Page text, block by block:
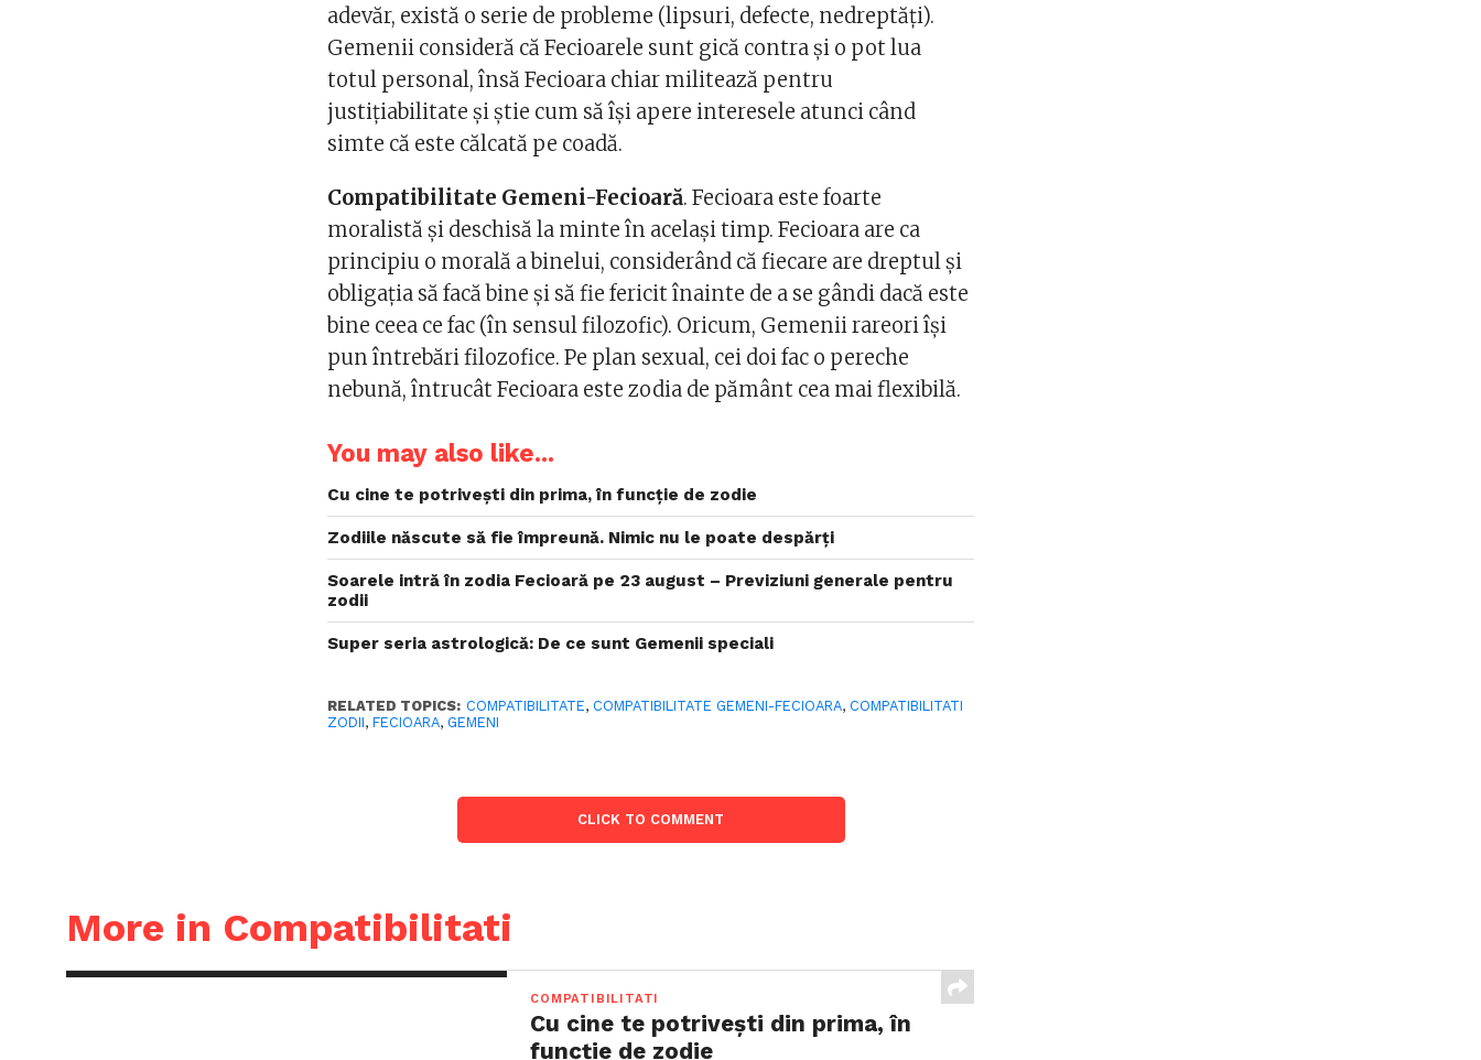
adevăr, există o serie de probleme (lipsuri, defecte, nedreptăți).
Gemenii consideră că Fecioarele sunt gică contra și o pot lua
totul personal, însă Fecioara chiar militează pentru
justițiabilitate și știe cum să își apere interesele atunci când
simte că este călcată pe coadă.
Compatibilitate Gemeni-Fecioară. Fecioara este foarte
moralistă și deschisă la minte în același timp. Fecioara are ca
principiu o morală a binelui, considerând că fiecare are dreptul și
obligația să facă bine și să fie fericit înainte de a se gândi dacă este
bine ceea ce fac (în sensul filozofic). Oricum, Gemenii rareori își
pun întrebări filozofice. Pe plan sexual, cei doi fac o pereche
nebună, întrucât Fecioara este zodia de pământ cea mai flexibilă.
You may also like...
Cu cine te potrivești din prima, în funcție de zodie
Zodiile născute să fie împreună. Nimic nu le poate despărți
Soarele intră în zodia Fecioară pe 23 august – Previziuni generale pentru
zodii
Super seria astrologică: De ce sunt Gemenii speciali
RELATED TOPICS: COMPATIBILITATE, COMPATIBILITATE GEMENI-FECIOARA, COMPATIBILITATI
ZODII,FECIOARA, GEMENI
CLICK TO COMMENT
More in Compatibilitati
COMPATIBILITATI
Cu cine te potrivești din prima, în
funcție de zodie